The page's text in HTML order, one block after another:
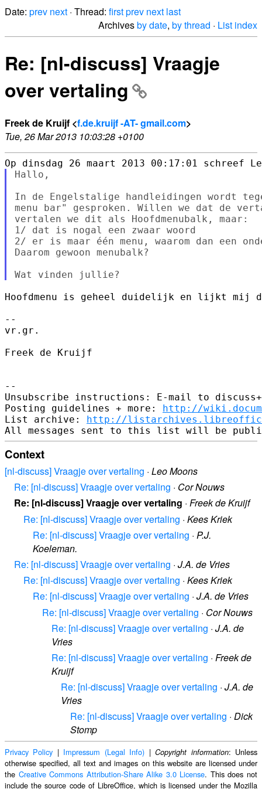
Date: prev next · Thread: firstprev next last
Archivesby date, by thread · List index
Re: [nl-discuss] Vraagje
over vertaling
Freek de Kruijf <f.de.kruijf -AT- gmail.com>
Tue, 26 Mar 2013 10:03:28 +0100
Hallo,
In de Engelstalige handleidingen wordt
menu bar" gesproken. Willen we dat de
vertalen we dit als Hoofdmenubalk, maar:
1/ dat is nogal een zwaar woord
2/ er is maar één menu, waarom dan een
Daarom gewoon menubalk?
Hoofdmenu is geheel duidelijk en lijkt mij
--
vr.gr.
Freek de Kruijf
--
Unsubscribe instructions: E-mail to
Posting guidelines + more: http://
List archive: http://
Context
[nl-discuss] Vraagje over vertaling · Leo Moons
Re: [nl-discuss] Vraagje over vertaling · Cor Nouws
Re: [nl-discuss] Vraagje over vertaling · Freek de Kruijf
Re: [nl-discuss] Vraagje over vertaling · Kees Kriek
Re: [nl-discuss] Vraagje over vertaling · P.J.
Koeleman.
Re: [nl-discuss] Vraagje over vertaling · J.A. de Vries
Re: [nl-discuss] Vraagje over vertaling · Kees Kriek
Re: [nl-discuss] Vraagje over vertaling · J.A. de Vries
Re: [nl-discuss] Vraagje over vertaling · Cor Nouws
Re: [nl-discuss] Vraagje over vertaling · J.A. de
Vries
Re: [nl-discuss] Vraagje over vertaling · Freek de
Kruijf
Re: [nl-discuss] Vraagje over vertaling · J.A. de
Vries
Re: [nl-discuss] Vraagje over vertaling · Dick
Stomp
Privacy Policy | Impressum (Legal Info) |Copyright information: Unless
otherwise specified, all text and images on this website are licensed under
the Creative Commons Attribution-Share Alike 3.0 License. This does not
include the source code of LibreOffice, which is licensed under the Mozilla